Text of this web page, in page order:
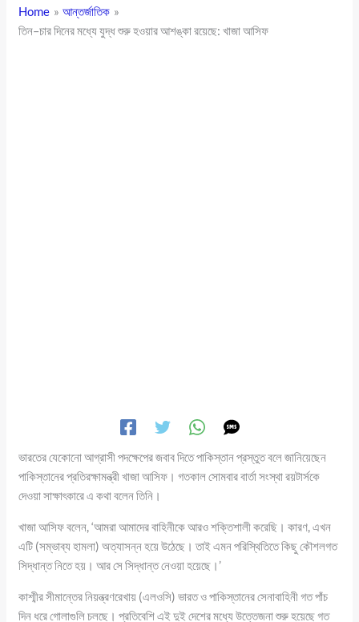
Home
আন্তর্জাতিক
তিন–চার দিনের মধ্যে যুদ্ধ শুরু হওয়ার আশঙ্কা রয়েছে: খাজা আসিফ
ভারতের যেকোনো আগ্রাসী পদক্ষেপের জবাব দিতে পাকিস্তান প্রস্তুত বলে জানিয়েছেন
পাকিস্তানের প্রতিরক্ষামন্ত্রী খাজা আসিফ। গতকাল সোমবার বার্তা সংস্থা রয়টার্সকে
দেওয়া সাক্ষাৎকারে এ কথা বলেন তিনি।
খাজা আসিফ বলেন, ‘আমরা আমাদের বাহিনীকে আরও শক্তিশালী করেছি। কারণ, এখন
এটি (সম্ভাব্য হামলা) অত্যাসন্ন হয়ে উঠেছে। তাই এমন পরিস্থিতিতে কিছু কৌশলগত
সিদ্ধান্ত নিতে হয়। আর সে সিদ্ধান্ত নেওয়া হয়েছে।’
কাশ্মীর সীমান্তের নিয়ন্ত্রণরেখায় (এলওসি) ভারত ও পাকিস্তানের সেনাবাহিনী গত পাঁচ
দিন ধরে গোলাগুলি চলছে। প্রতিবেশি এই দুই দেশের মধ্যে উত্তেজনা শুরু হয়েছে গত